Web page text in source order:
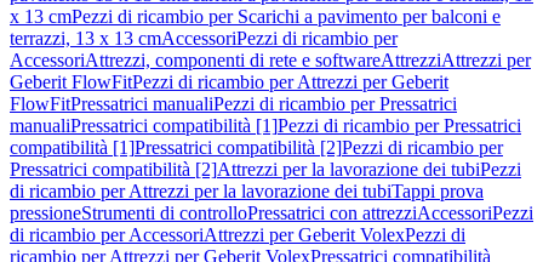
x 13 cmPezzi di ricambio per Scarichi a pavimento per balconi e
terrazzi, 13 x 13 cmAccessoriPezzi di ricambio per
AccessoriAttrezzi, componenti di rete e softwareAttrezziAttrezzi per
Geberit FlowFitPezzi di ricambio per Attrezzi per Geberit
FlowFitPressatrici manualiPezzi di ricambio per Pressatrici
manualiPressatrici compatibilità [1]Pezzi di ricambio per Pressatrici
compatibilità [1]Pressatrici compatibilità [2]Pezzi di ricambio per
Pressatrici compatibilità [2]Attrezzi per la lavorazione dei tubiPezzi
di ricambio per Attrezzi per la lavorazione dei tubiTappi prova
pressioneStrumenti di controlloPressatrici con attrezziAccessoriPezzi
di ricambio per AccessoriAttrezzi per Geberit VolexPezzi di
ricambio per Attrezzi per Geberit VolexPressatrici compatibilità